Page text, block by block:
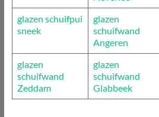
glazen schuifpui
sneek
glazen
schuifwand
Angeren
glazen
schuifwand
Zeddam
glazen
schuifwand
Glabbeek